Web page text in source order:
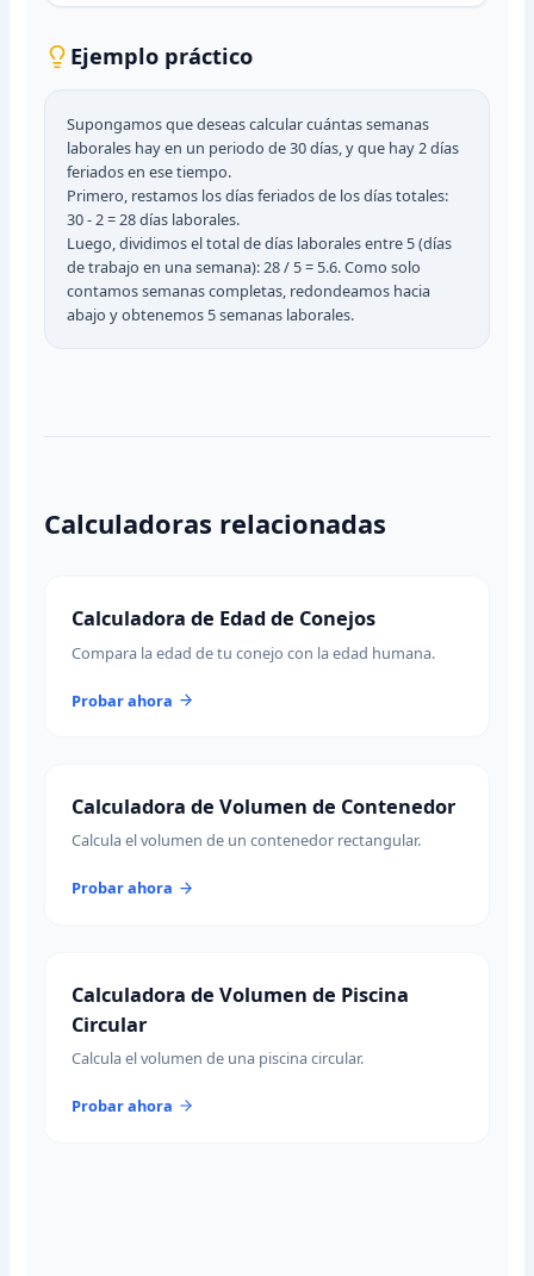
Ejemplo práctico
Supongamos que deseas calcular cuántas semanas
laborales hay en un periodo de 30 días, y que hay 2 días
feriados en ese tiempo.
Primero, restamos los días feriados de los días totales:
30 - 2 = 28 días laborales.
Luego, dividimos el total de días laborales entre 5 (días
de trabajo en una semana): 28 / 5 = 5.6. Como solo
contamos semanas completas, redondeamos hacia
abajo y obtenemos 5 semanas laborales.
Calculadoras relacionadas
Calculadora de Edad de Conejos
Compara la edad de tu conejo con la edad humana.
Probar ahora
Calculadora de Volumen de Contenedor
Calcula el volumen de un contenedor rectangular.
Probar ahora
Calculadora de Volumen de Piscina
Circular
Calcula el volumen de una piscina circular.
Probar ahora